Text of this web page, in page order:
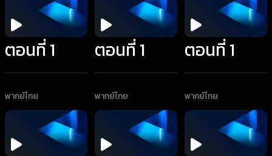
ตอนที่ 1
พากย์ไทย
ตอนที่ 1
พากย์ไทย
ตอนที่ 1
พากย์ไทย